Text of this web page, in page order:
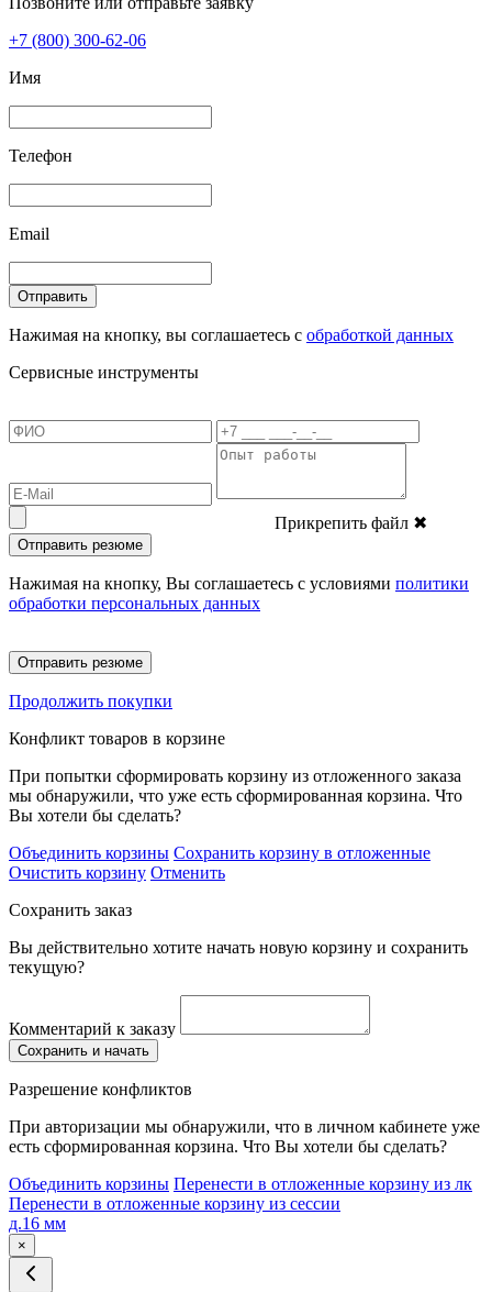
+7 (800) 300-62-06
Имя
Телефон
Email
Отправить
Нажимая на кнопку, вы соглашаетесь с обработкой данных
Сервисные инструменты
Прикрепить файл ✖
Отправить резюме
Нажимая на кнопку, Вы соглашаетесь с условиями политики
обработки персональных данных
Отправить резюме
Продолжить покупки
Конфликт товаров в корзине
При попытки сформировать корзину из отложенного заказа
мы обнаружили, что уже есть сформированная корзина. Что
Вы хотели бы сделать?
Объединить корзины Сохранить корзину в отложенные
Очистить корзину Отменить
Сохранить заказ
Вы действительно хотите начать новую корзину и сохранить
текущую?
Комментарий к заказу
Сохранить и начать
Разрешение конфликтов
При авторизации мы обнаружили, что в личном кабинете уже
есть сформированная корзина. Что Вы хотели бы сделать?
Объединить корзины Перенести в отложенные корзину из лк
Перенести в отложенные корзину из сессии
д.16 мм
×